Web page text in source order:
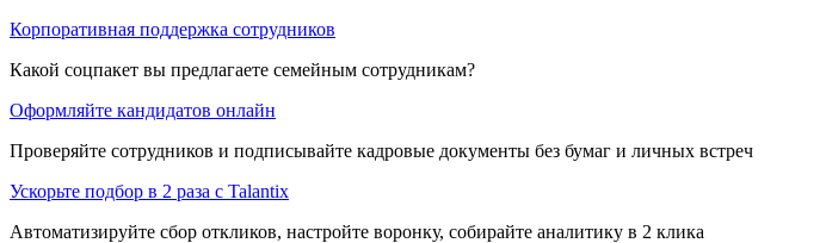
Корпоративная поддержка сотрудников
Какой соцпакет вы предлагаете семейным сотрудникам?
Оформляйте кандидатов онлайн
Проверяйте сотрудников и подписывайте кадровые документы без бумаг и личных встреч
Ускорьте подбор в 2 раза с Talantix
Автоматизируйте сбор откликов, настройте воронку, собирайте аналитику в 2 клика